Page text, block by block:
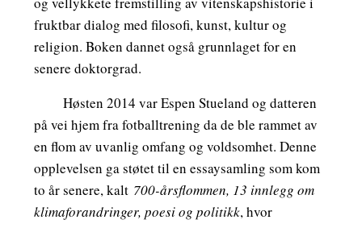
fruktbar dialog med filosofi, kunst, kultur og
religion. Boken dannet også grunnlaget for en
senere doktorgrad.
Høsten 2014 var Espen Stueland og datteren
på vei hjem fra fotballtrening da de ble rammet av
en flom av uvanlig omfang og voldsomhet. Denne
opplevelsen ga støtet til en essaysamling som kom
to år senere, kalt 700-årsflommen, 13 innlegg om
klimaforandringer, poesi og politikk, hvor